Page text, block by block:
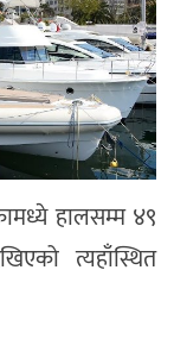
हालसम्म ४९
त्यहाँस्थित